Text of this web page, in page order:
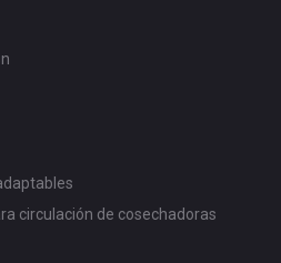
circulación de cosechadoras